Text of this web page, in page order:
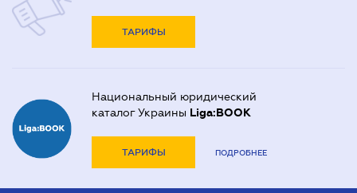
ТАРИФЫ
Национальный юридический
каталог Украины Liga:BOOK
ТАРИФЫ ПОДРОБНЕЕ